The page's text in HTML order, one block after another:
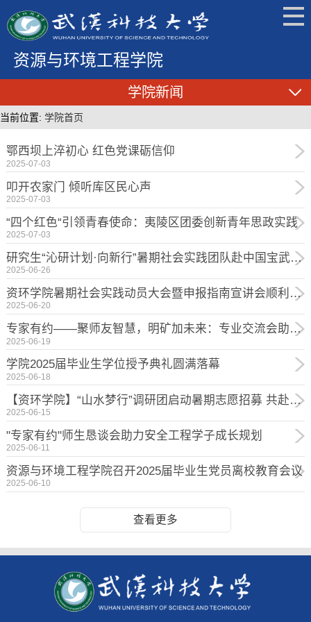
资源与环境工程学院
学院新闻
当前位置: 学院首页
鄂西坝上淬初心 红色党课砺信仰
2025-07-03
叩开农家门 倾听库区民心声
2025-07-03
“四个红色“引领青春使命：夷陵区团委创新青年思政实践
2025-07-03
研究生“沁研计划·向新行”暑期社会实践团队赴中国宝武武钢资源集团开展实践活动
2025-06-26
资环学院暑期社会实践动员大会暨申报指南宣讲会顺利举行
2025-06-20
专家有约——聚师友智慧，明矿加未来：专业交流会助力学子成长
2025-06-19
学院2025届毕业生学位授予典礼圆满落幕
2025-06-18
【资环学院】“山水梦行”调研团启动暑期志愿招募 共赴长江流域守护生态防线
2025-06-15
"专家有约"师生恳谈会助力安全工程学子成长规划
2025-06-11
资源与环境工程学院召开2025届毕业生党员离校教育会议
2025-06-10
查看更多